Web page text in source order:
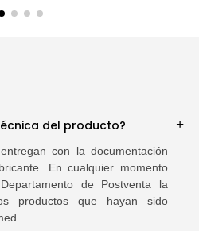
del producto?
con la documentación
En cualquier momento
de Postventa la
productos que hayan sido